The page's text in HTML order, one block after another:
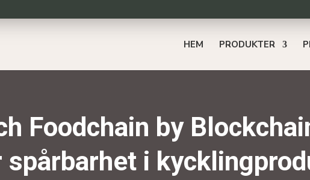
HEM PRODUKTER
Foodchain by
i